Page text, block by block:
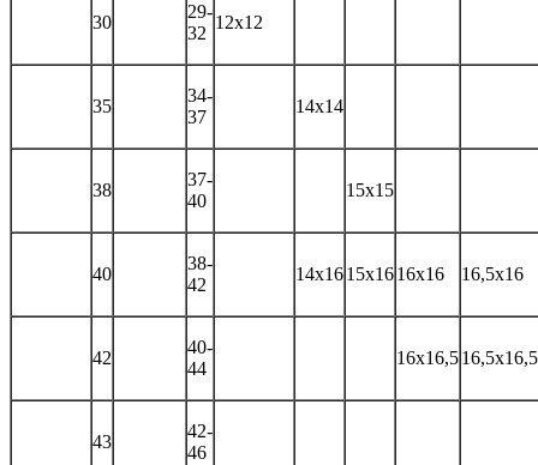
30
29-
32
12х12
35
34-
37
14х14
38
37-
40
15х15
40
38-
42
14х1615х1616х16 16,5х16
42
40-
44
16х16,516,5х16,5
43
42-
46